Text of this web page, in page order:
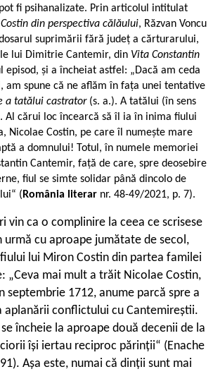
fi psihanalizate. Prin articolul intitulat
din perspectiva călăului, Răzvan Voncu
suprimării fără județ a cărturarului,
lui Dimitrie Cantemir, din Vita Constantin
episod, și a încheiat astfel: „Dacă am ceda
am spune că ne aflăm în fața unei tentative
a tatălui castrator (s. a.). A tatălui (în sens
Al cărui loc încearcă să îl ia în inima fiului
Nicolae Costin, pe care îl numește mare
a domnului! Totul, în numele memoriei
Cantemir, față de care, spre deosebire
fiul se simte solidar până dincolo de
(România literar nr. 48-49/2021, p. 7).
vin ca o complinire la ceea ce scrisese
urmă cu aproape jumătate de secol,
lui Miron Costin din partea familei
„Ceva mai mult a trăit Nicolae Costin,
septembrie 1712, anume parcă spre a
aplanării conflictului cu Cantemireștii.
încheie la aproape două decenii de la
își iertau reciproc părinții“ (Enache
Așa este, numai că dinții sunt mai